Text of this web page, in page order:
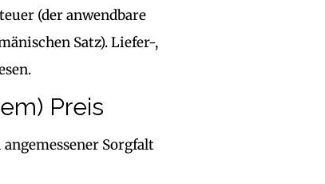
(der anwendbare
Satz). Liefer-,
Preis
Sorgfalt